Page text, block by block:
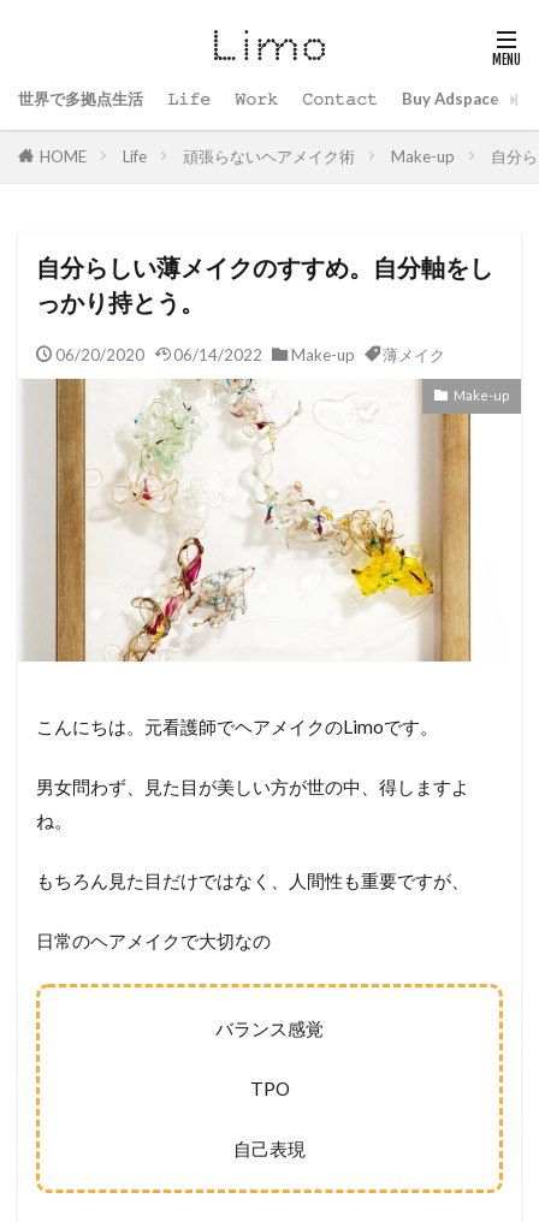
世界で多拠点生活 𝙻𝚒𝚏𝚎 𝚆𝚘𝚛𝚔 𝙲𝚘𝚗𝚝𝚊𝚌𝚝 Buy Adspace
HOME Life 頑張らないヘアメイク術 Make-up 自分
自分らしい薄メイクのすすめ。自分軸をし
っかり持とう。
06/20/2020 06/14/2022 Make-up 薄メイク
Make-up
こんにちは。元看護師でヘアメイクのLimoです。
男女問わず、見た目が美しい方が世の中、得しますよ
ね。
もちろん見た目だけではなく、人間性も重要ですが、
日常のヘアメイクで大切なの
バランス感覚
TPO
自己表現